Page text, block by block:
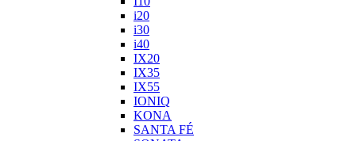
i20
i30
i40
IX20
IX35
IX55
IONIQ
KONA
SANTA FÉ